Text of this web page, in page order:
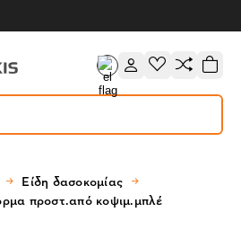
Είδη δασοκομίας
προστ.από κοψιμ.μπλέ